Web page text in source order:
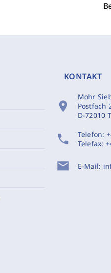
KONTAKT
location_on
Mohr
Postfach
D-72010
phone Telefon:
Telefax:
mail E-Mail: